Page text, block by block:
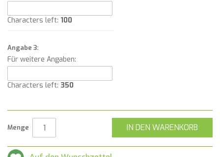
Characters left: 100
Angabe 3:
Für weitere Angaben:
Characters left: 350
Menge IN DEN WARENKORB